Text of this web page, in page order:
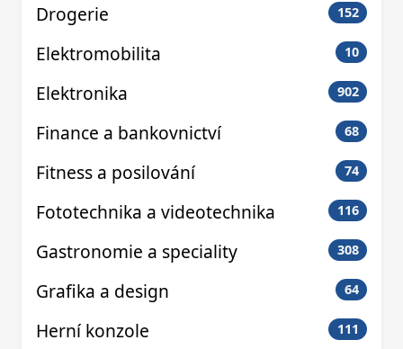
Drogerie 152
Elektromobilita 10
Elektronika 902
Finance a bankovnictví 68
Fitness a posilování 74
Fototechnika a videotechnika 116
Gastronomie a speciality 308
Grafika a design 64
Herní konzole 111